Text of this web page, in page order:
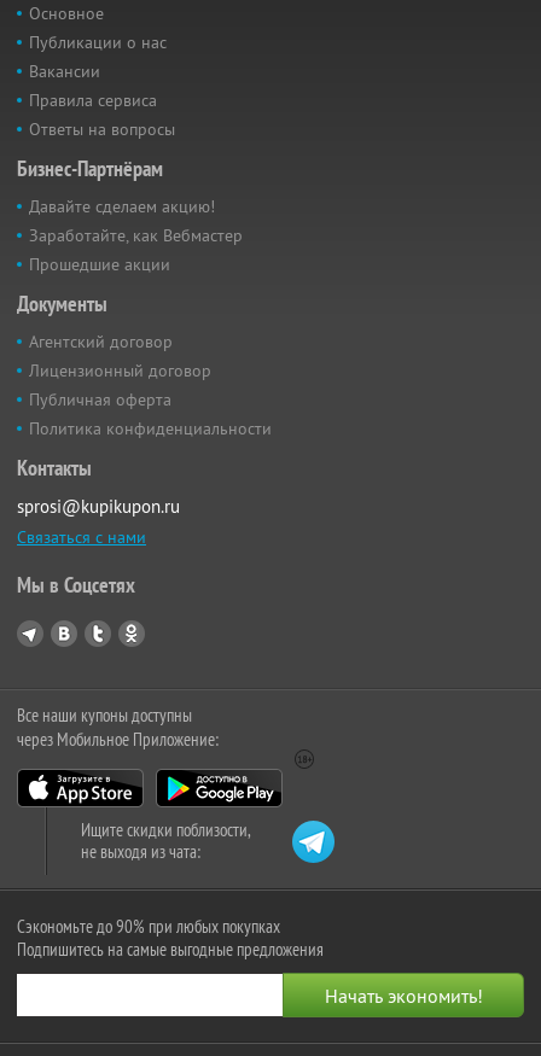
Основное
Публикации о нас
Вакансии
Правила сервиса
Ответы на вопросы
Бизнес-Партнёрам
Давайте сделаем акцию!
Заработайте, как Вебмастер
Прошедшие акции
Документы
Агентский договор
Лицензионный договор
Публичная оферта
Политика конфиденциальности
Контакты
sprosi@kupikupon.ru
Связаться с нами
Мы в Соцсетях
Все наши купоны доступны
через Мобильное Приложение:
Ищите скидки поблизости,
не выходя из чата:
Сэкономьте до 90% при любых покупках
Подпишитесь на самые выгодные предложения